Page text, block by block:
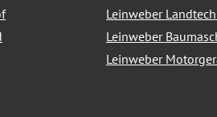
Leinweber
Leinweber
Leinweber